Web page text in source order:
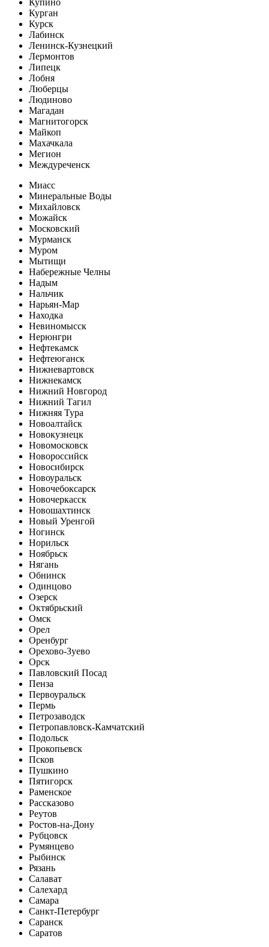
Курган
Курск
Лабинск
Ленинск-Кузнецкий
Лермонтов
Липецк
Лобня
Люберцы
Людиново
Магадан
Магнитогорск
Майкоп
Махачкала
Мегион
Междуреченск
Миасс
Минеральные Воды
Михайловск
Можайск
Московский
Мурманск
Муром
Мытищи
Набережные Челны
Надым
Нальчик
Нарьян-Мар
Находка
Невиномысск
Нерюнгри
Нефтекамск
Нефтеюганск
Нижневартовск
Нижнекамск
Нижний Новгород
Нижний Тагил
Нижняя Тура
Новоалтайск
Новокузнецк
Новомосковск
Новороссийск
Новосибирск
Новоуральск
Новочебоксарск
Новочеркасск
Новошахтинск
Новый Уренгой
Ногинск
Норильск
Ноябрьск
Нягань
Обнинск
Одинцово
Озерск
Октябрьский
Омск
Орел
Оренбург
Орехово-Зуево
Орск
Павловский Посад
Пенза
Первоуральск
Пермь
Петрозаводск
Петропавловск-Камчатский
Подольск
Прокопьевск
Псков
Пушкино
Пятигорск
Раменское
Рассказово
Реутов
Ростов-на-Дону
Рубцовск
Румянцево
Рыбинск
Рязань
Салават
Салехард
Самара
Санкт-Петербург
Саранск
Саратов